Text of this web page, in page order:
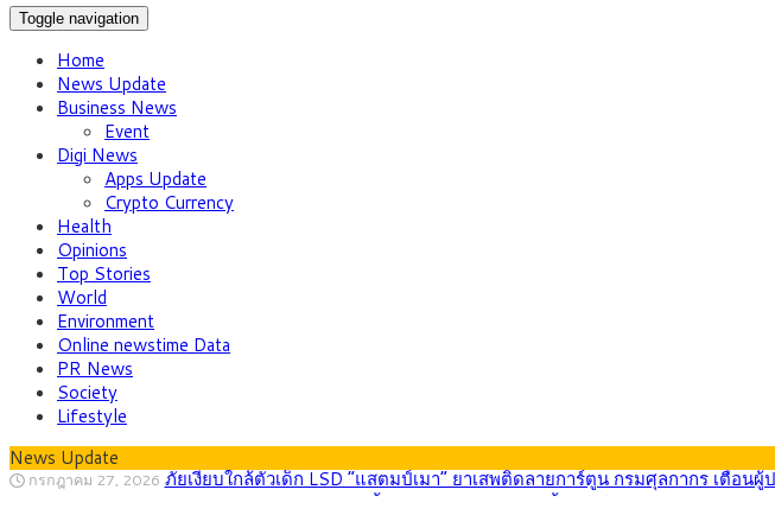
Toggle navigation
Home
News Update
Business News
Event
Digi News
Apps Update
Crypto Currency
Health
Opinions
Top Stories
World
Environment
Online newstime Data
PR News
Society
Lifestyle
News Update
กรกฎาคม 27, 2026 กรุงศรี คาดเงินบาทสัปดาห์นี้ (27–31 ก.ค. 2569) ซื้อขายในกรอบ 33.40-